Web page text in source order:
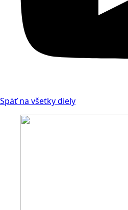
Späť na všetky diely